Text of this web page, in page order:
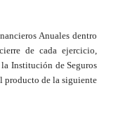
Anuales dentro
de cada ejercicio,
Institución de Seguros
producto de la siguiente